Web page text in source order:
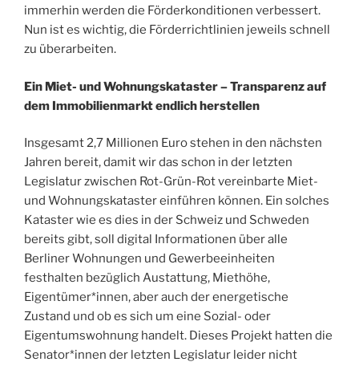
immerhin werden die Förderkonditionen verbessert.
Nun ist es wichtig, die Förderrichtlinien jeweils schnell
zu überarbeiten.
Ein Miet- und Wohnungskataster – Transparenz auf
dem Immobilienmarkt endlich herstellen
Insgesamt 2,7 Millionen Euro stehen in den nächsten
Jahren bereit, damit wir das schon in der letzten
Legislatur zwischen Rot-Grün-Rot vereinbarte Miet-
und Wohnungskataster einführen können. Ein solches
Kataster wie es dies in der Schweiz und Schweden
bereits gibt, soll digital Informationen über alle
Berliner Wohnungen und Gewerbeeinheiten
festhalten bezüglich Austattung, Miethöhe,
Eigentümer*innen, aber auch der energetische
Zustand und ob es sich um eine Sozial- oder
Eigentumswohnung handelt. Dieses Projekt hatten die
Senator*innen der letzten Legislatur leider nicht